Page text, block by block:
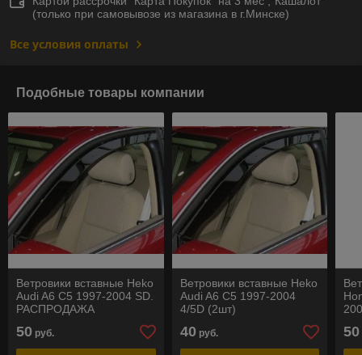
(только при самовывозе из магазина в г.Минске)
Все условия оплаты
Подобные товары компании
Ветровики вставные Heko
Audi A6 C5 1997-2004 SD.
РАСПРОДАЖА
50 руб.
Ветровики вставные Heko
Audi A6 C5 1997-2004
4/5D (2шт)
40 руб. 50